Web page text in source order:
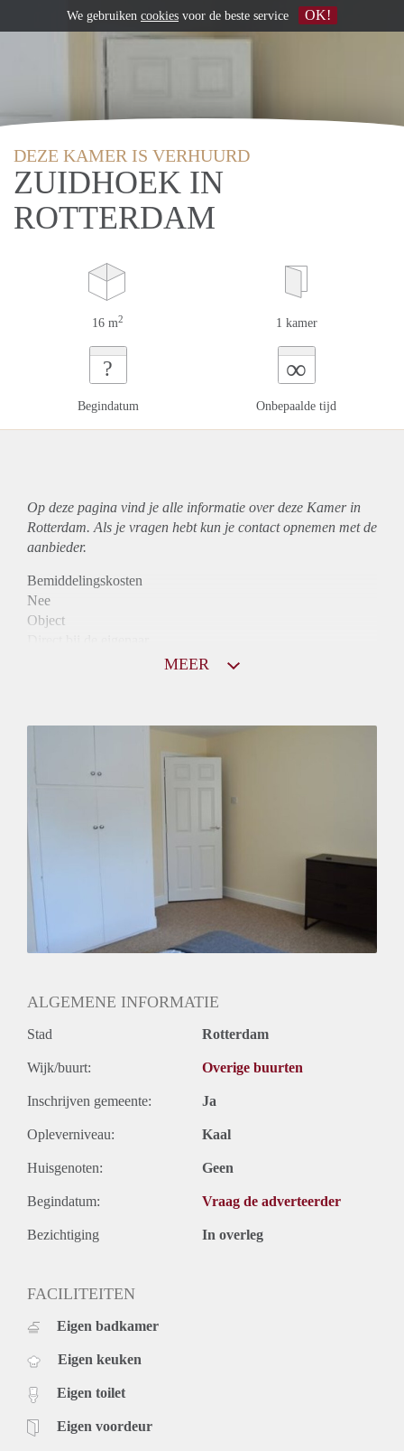
DEZE KAMER IS VERHUURD
ZUIDHOEK IN
ROTTERDAM
16 m2 1 kamer
?
Begindatum
∞
Onbepaalde tijd
Op deze pagina vind je alle informatie over deze Kamer in
Rotterdam. Als je vragen hebt kun je contact opnemen met de
aanbieder.
Bemiddelingskosten
Nee
Object
Inkomen eis
Kaal
MEER
ALGEMENE INFORMATIE
Stad Rotterdam
Wijk/buurt: Overige buurten
Inschrijven gemeente: Ja
Opleverniveau: Kaal
Huisgenoten: Geen
Begindatum: Vraag de adverteerder
Bezichtiging In overleg
FACILITEITEN
Eigen badkamer
Eigen keuken
Eigen toilet
Eigen voordeur
We gebruiken cookies voor de beste service OK!